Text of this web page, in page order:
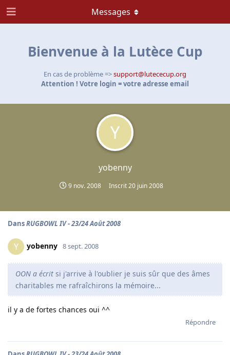
Bienvenue à la Lutèce Cup
En cas de problème =>support@lutececup.org
Attention ! Votre login = votre adresse email
Y
yobenny
9 nov. 2008 Inscrit20 juin 2008
Messages
DansRUGBOWL IV - 23/24 Août 2008
Y yobenny 8 sept. 2008
OON a écrit si j'arrive à l'oublier je suis sûr que des âmes
charitables me rafraîchirons la mémoire...
il y a de fortes chances oui ^^
Répondre